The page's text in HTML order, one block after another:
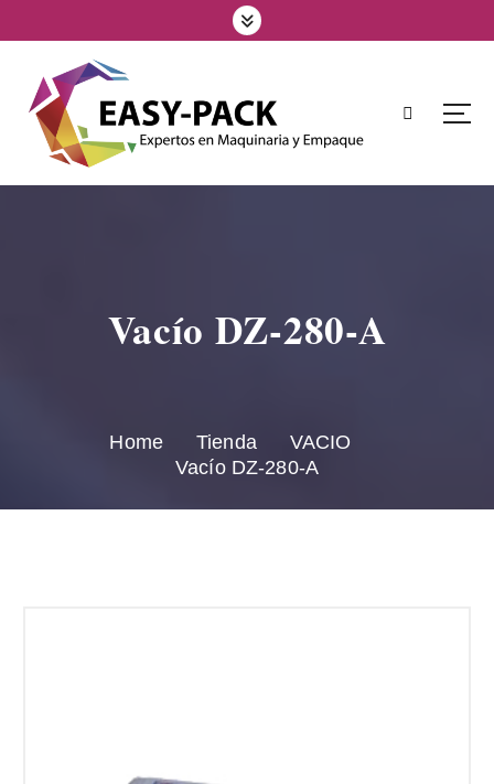
Vacío DZ-280-A
Home Tienda
VACIO
Vacío DZ-280-A